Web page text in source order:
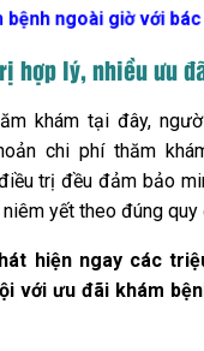
bệnh ngoài giờ với
hợp lý, nhiều ưu
khám tại đây,
chi phí thăm
trị đều đảm bảo
yết theo đúng quy
hiện ngay các
vớiưu đãi khám